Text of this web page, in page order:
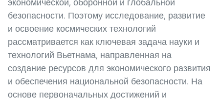
экономической, оборонной и глобальной
безопасности. Поэтому исследование, развитие
и освоение космических технологий
рассматривается как ключевая задача науки и
технологий Вьетнама, направленная на
создание ресурсов для экономического развития
и обеспечения национальной безопасности. На
основе первоначальных достижений и